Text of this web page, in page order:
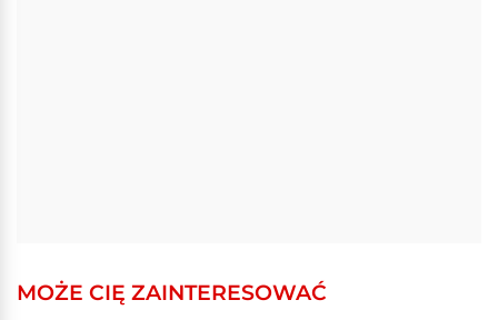
MOŻE CIĘ ZAINTERESOWAĆ